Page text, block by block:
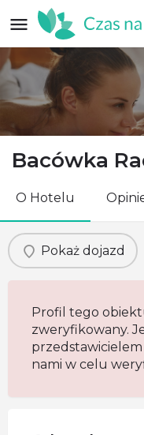
Bacówka
O Hotelu
Pokaż dojazd
Profil tego
zweryfikowany.
nami w celu